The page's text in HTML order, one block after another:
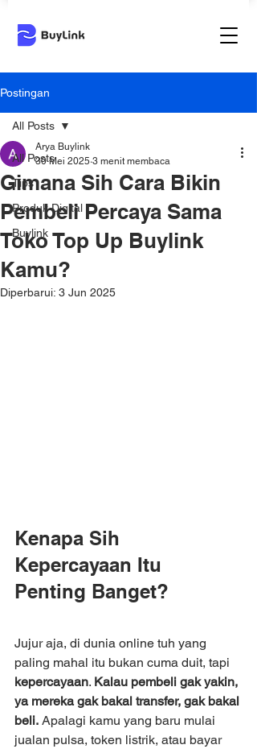
Postingan
All Posts
Tips
Produk Digital
Buylink
All Posts
Gimana Sih Cara Bikin
Pembeli Percaya Sama
Toko Top Up Buylink
Kamu?
Arya Buylink
30 Mei 2025 3 menit membaca
Diperbarui: 3 Jun 2025
Kenapa Sih
Kepercayaan Itu
Penting Banget?
Jujur aja, di dunia online tuh yang
paling mahal itu bukan cuma duit, tapi
kepercayaan. Kalau pembeli gak yakin,
ya mereka gak bakal transfer, gak bakal
beli. Apalagi kamu yang baru mulai
jualan pulsa, token listrik, atau bayar